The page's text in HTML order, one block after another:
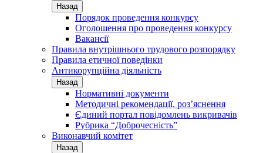
Назад
Порядок проведення конкурсу
Оголошення про проведення конкурсу
Вакансії
Правила внутрішнього трудового розпорядку
Правила етичної поведінки
Антикорупційна діяльність
Назад
Нормативні документи
Методичні рекомендації, роз’яснення
Єдиний портал повідомлень викривачів
Рубрика “Доброчесність”
Виконавчий комітет
Назад